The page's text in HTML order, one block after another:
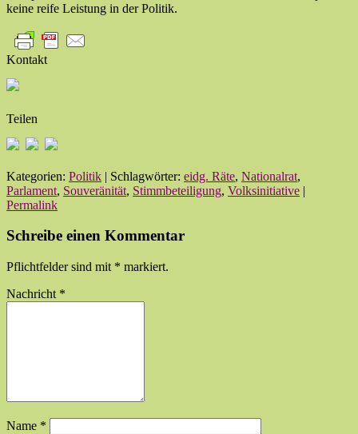
keine reife Leistung in der Politik.
Kontakt
Teilen
Kategorien: Politik | Schlagwörter: eidg. Räte, Nationalrat,
Parlament, Souveränität, Stimmbeteiligung, Volksinitiative |
Permalink
Schreibe einen Kommentar
Pflichtfelder sind mit * markiert.
Nachricht *
Name *